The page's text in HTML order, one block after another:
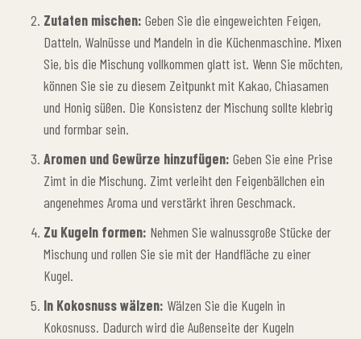
Zutaten mischen: Geben Sie die eingeweichten Feigen,
Datteln, Walnüsse und Mandeln in die Küchenmaschine. Mixen
Sie, bis die Mischung vollkommen glatt ist. Wenn Sie möchten,
können Sie sie zu diesem Zeitpunkt mit Kakao, Chiasamen
und Honig süßen. Die Konsistenz der Mischung sollte klebrig
und formbar sein.
Aromen und Gewürze hinzufügen: Geben Sie eine Prise
Zimt in die Mischung. Zimt verleiht den Feigenbällchen ein
angenehmes Aroma und verstärkt ihren Geschmack.
Zu Kugeln formen: Nehmen Sie walnussgroße Stücke der
Mischung und rollen Sie sie mit der Handfläche zu einer
Kugel.
In Kokosnuss wälzen: Wälzen Sie die Kugeln in
Kokosnuss. Dadurch wird die Außenseite der Kugeln